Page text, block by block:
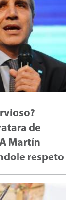
de
Martín
respeto